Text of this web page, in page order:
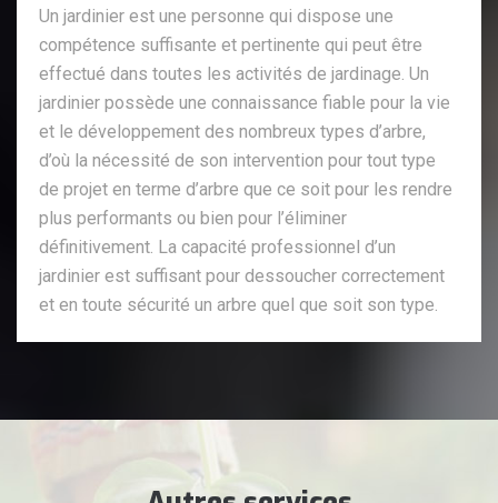
Un jardinier est une personne qui dispose une
compétence suffisante et pertinente qui peut être
effectué dans toutes les activités de jardinage. Un
jardinier possède une connaissance fiable pour la vie
et le développement des nombreux types d’arbre,
d’où la nécessité de son intervention pour tout type
de projet en terme d’arbre que ce soit pour les rendre
plus performants ou bien pour l’éliminer
définitivement. La capacité professionnel d’un
jardinier est suffisant pour dessoucher correctement
et en toute sécurité un arbre quel que soit son type.